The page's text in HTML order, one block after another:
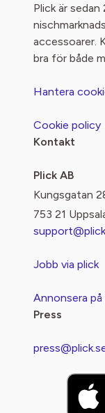
Plick är
accessoarer.
bra för både
Hantera
Cookie policy
Kontakt
Plick AB
Kungsgatan
753 21
Jobb via plick
Annonsera på
Press